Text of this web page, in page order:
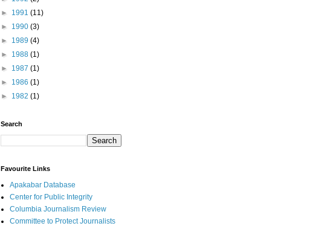
► 1991 (11)
► 1990 (3)
► 1989 (4)
► 1988 (1)
► 1987 (1)
► 1986 (1)
► 1982 (1)
Search
Favourite Links
Apakabar Database
Center for Public Integrity
Columbia Journalism Review
Committee to Protect Journalists